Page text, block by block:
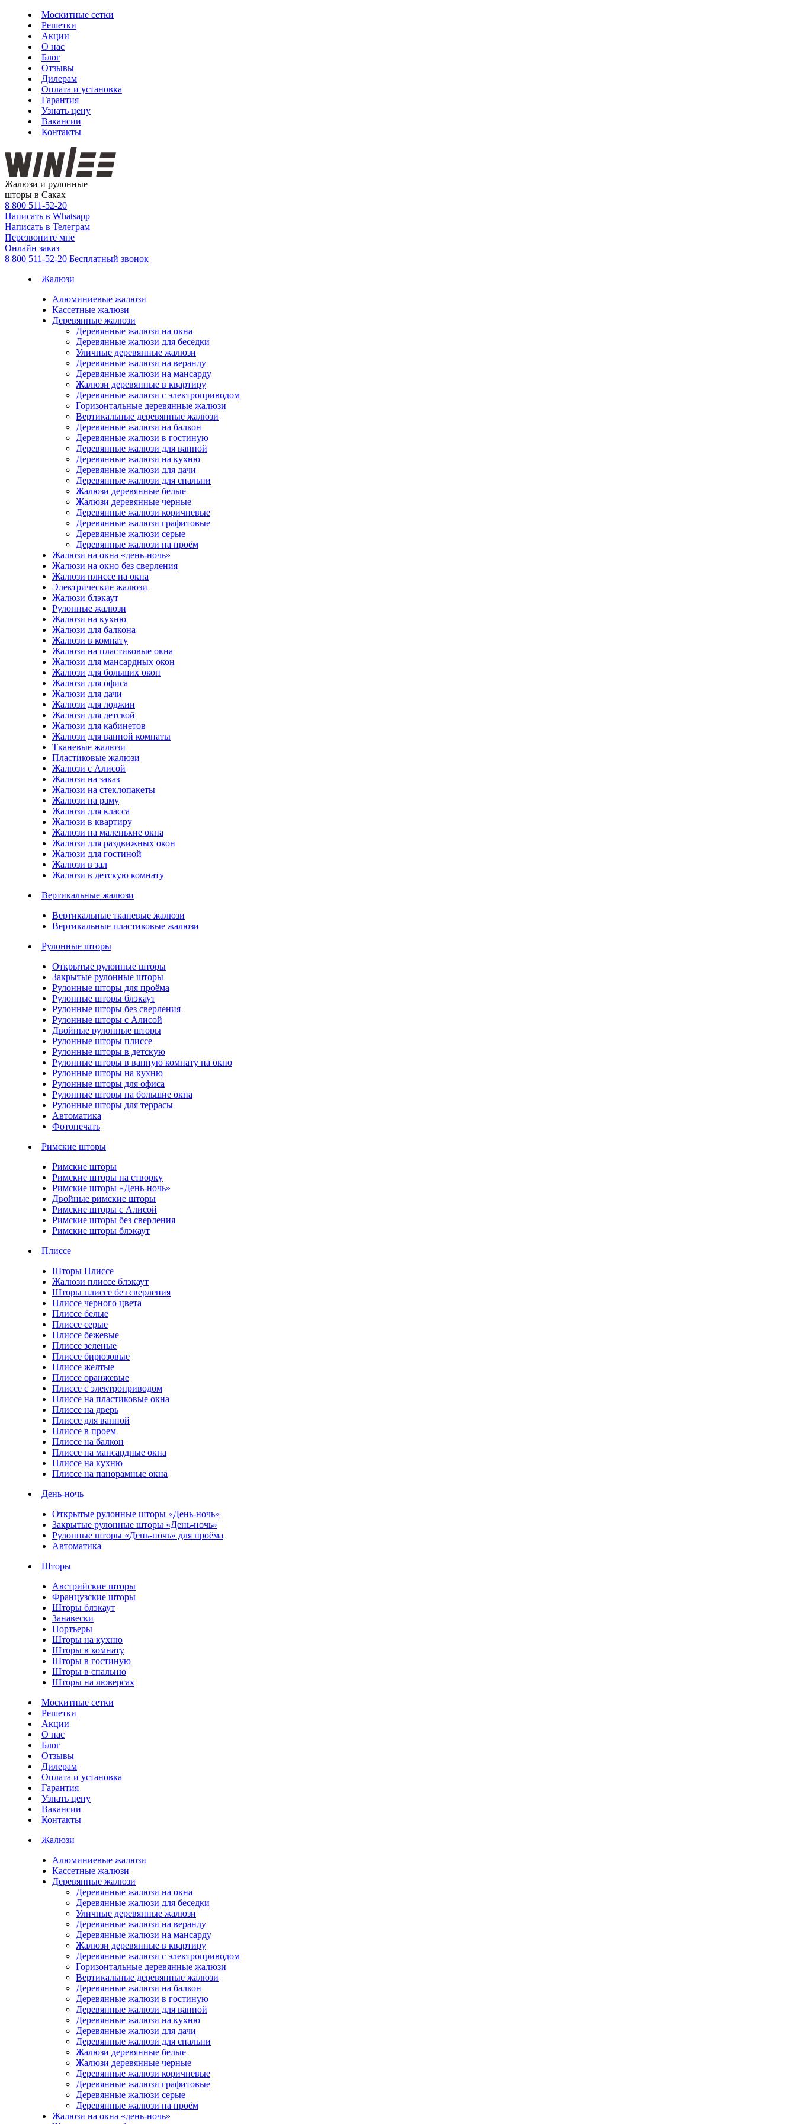
Москитные сетки
Решетки
Акции
О нас
Блог
Отзывы
Дилерам
Оплата и установка
Гарантия
Узнать цену
Вакансии
Контакты
Жалюзи и рулонные
шторы в Саках
8 800 511-52-20
Написать в Whatsapp
Написать в Телеграм
Перезвоните мне
Онлайн заказ
8 800 511-52-20 Бесплатный звонок
Жалюзи
Алюминиевые жалюзи
Кассетные жалюзи
Деревянные жалюзи
Деревянные жалюзи на окна
Деревянные жалюзи для беседки
Уличные деревянные жалюзи
Деревянные жалюзи на веранду
Деревянные жалюзи на мансарду
Жалюзи деревянные в квартиру
Деревянные жалюзи с электроприводом
Горизонтальные деревянные жалюзи
Вертикальные деревянные жалюзи
Деревянные жалюзи на балкон
Деревянные жалюзи в гостиную
Деревянные жалюзи для ванной
Деревянные жалюзи на кухню
Деревянные жалюзи для дачи
Деревянные жалюзи для спальни
Жалюзи деревянные белые
Жалюзи деревянные черные
Деревянные жалюзи коричневые
Деревянные жалюзи графитовые
Деревянные жалюзи серые
Деревянные жалюзи на проём
Жалюзи на окна «день-ночь»
Жалюзи на окно без сверления
Жалюзи плиссе на окна
Электрические жалюзи
Жалюзи блэкаут
Рулонные жалюзи
Жалюзи на кухню
Жалюзи для балкона
Жалюзи в комнату
Жалюзи на пластиковые окна
Жалюзи для мансардных окон
Жалюзи для больших окон
Жалюзи для офиса
Жалюзи для дачи
Жалюзи для лоджии
Жалюзи для детской
Жалюзи для кабинетов
Жалюзи для ванной комнаты
Тканевые жалюзи
Пластиковые жалюзи
Жалюзи с Алисой
Жалюзи на заказ
Жалюзи на стеклопакеты
Жалюзи на раму
Жалюзи для класса
Жалюзи в квартиру
Жалюзи на маленькие окна
Жалюзи для раздвижных окон
Жалюзи для гостиной
Жалюзи в зал
Жалюзи в детскую комнату
Вертикальные жалюзи
Вертикальные тканевые жалюзи
Вертикальные пластиковые жалюзи
Рулонные шторы
Открытые рулонные шторы
Закрытые рулонные шторы
Рулонные шторы для проёма
Рулонные шторы блэкаут
Рулонные шторы без сверления
Рулонные шторы с Алисой
Двойные рулонные шторы
Рулонные шторы плиссе
Рулонные шторы в детскую
Рулонные шторы в ванную комнату на окно
Рулонные шторы на кухню
Рулонные шторы для офиса
Рулонные шторы на большие окна
Рулонные шторы для террасы
Автоматика
Фотопечать
Римские шторы
Римские шторы
Римские шторы на створку
Римские шторы «День-ночь»
Двойные римские шторы
Римские шторы с Алисой
Римские шторы без сверления
Римские шторы блэкаут
Плиссе
Шторы Плиссе
Жалюзи плиссе блэкаут
Шторы плиссе без сверления
Плиссе черного цвета
Плиссе белые
Плиссе серые
Плиссе бежевые
Плиссе зеленые
Плиссе бирюзовые
Плиссе желтые
Плиссе оранжевые
Плиссе с электроприводом
Плиссе на пластиковые окна
Плиссе на дверь
Плиссе для ванной
Плиссе в проем
Плиссе на балкон
Плиссе на мансардные окна
Плиссе на кухню
Плиссе на панорамные окна
День-ночь
Открытые рулонные шторы «День-ночь»
Закрытые рулонные шторы «День-ночь»
Рулонные шторы «День-ночь» для проёма
Автоматика
Шторы
Австрийские шторы
Французские шторы
Шторы блэкаут
Занавески
Портьеры
Шторы на кухню
Шторы в комнату
Шторы в гостиную
Шторы в спальню
Шторы на люверсах
Москитные сетки
Решетки
Акции
О нас
Блог
Отзывы
Дилерам
Оплата и установка
Гарантия
Узнать цену
Вакансии
Контакты
Жалюзи
Алюминиевые жалюзи
Кассетные жалюзи
Деревянные жалюзи
Деревянные жалюзи на окна
Деревянные жалюзи для беседки
Уличные деревянные жалюзи
Деревянные жалюзи на веранду
Деревянные жалюзи на мансарду
Жалюзи деревянные в квартиру
Деревянные жалюзи с электроприводом
Горизонтальные деревянные жалюзи
Вертикальные деревянные жалюзи
Деревянные жалюзи на балкон
Деревянные жалюзи в гостиную
Деревянные жалюзи для ванной
Деревянные жалюзи на кухню
Деревянные жалюзи для дачи
Деревянные жалюзи для спальни
Жалюзи деревянные белые
Жалюзи деревянные черные
Деревянные жалюзи коричневые
Деревянные жалюзи графитовые
Деревянные жалюзи серые
Деревянные жалюзи на проём
Жалюзи на окна «день-ночь»